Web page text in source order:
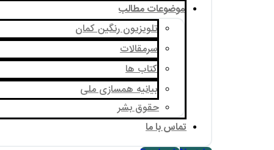
موضوعات مطالب
تلویزیون رنگین کمان
سرمقالات
کتاب ها
بیانیه همسازی ملی
حقوق بشر
تماس با ما